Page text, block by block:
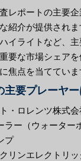
レポートの主要
紹介が提供され
イライトなど、
要な市場シェア
焦点を当てていま
主要プレーヤー
・ロレンツ株式会
ラー（ウォーター
プ
リンエレクトリッ